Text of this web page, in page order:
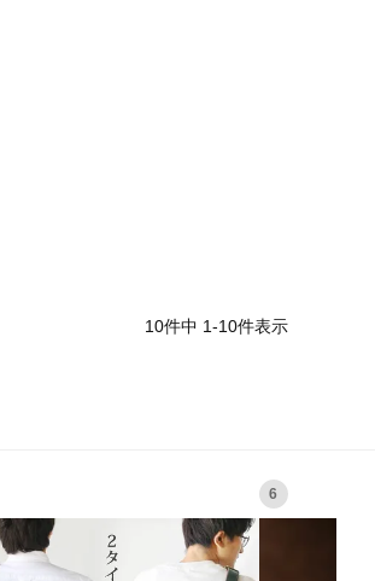
10件中 1-10件表示
6